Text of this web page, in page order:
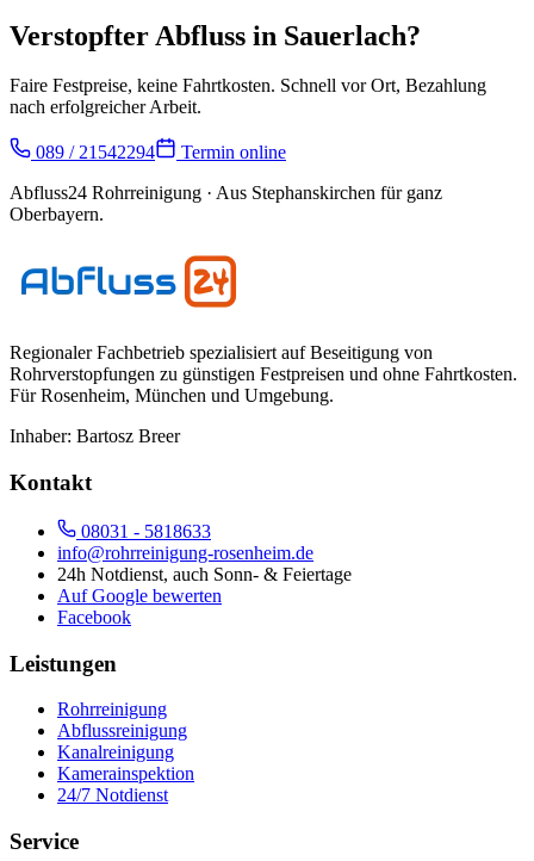
Verstopfter Abfluss in Sauerlach?
Faire Festpreise, keine Fahrtkosten. Schnell vor Ort, Bezahlung
nach erfolgreicher Arbeit.
089 / 21542294
Termin online
Abfluss24 Rohrreinigung · Aus Stephanskirchen für ganz
Oberbayern.
Regionaler Fachbetrieb spezialisiert auf Beseitigung von
Rohrverstopfungen zu günstigen Festpreisen und ohne Fahrtkosten.
FürRosenheim, München und Umgebung.
Inhaber: Bartosz Breer
Kontakt
08031 - 5818633
info@rohrreinigung-rosenheim.de
24h Notdienst, auch Sonn- & Feiertage
Auf Google bewerten
Facebook
Leistungen
Rohrreinigung
Abflussreinigung
Kanalreinigung
Kamerainspektion
24/7 Notdienst
Service